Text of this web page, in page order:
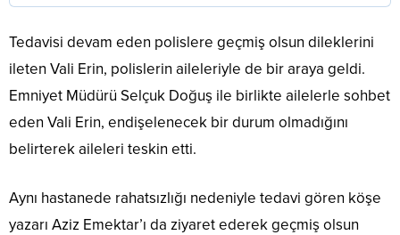
Tedavisi devam eden polislere geçmiş olsun dileklerini
ileten Vali Erin, polislerin aileleriyle de bir araya geldi.
Emniyet Müdürü Selçuk Doğuş ile birlikte ailelerle sohbet
eden Vali Erin, endişelenecek bir durum olmadığını
belirterek aileleri teskin etti.
Aynı hastanede rahatsızlığı nedeniyle tedavi gören köşe
yazarı Aziz Emektar’ı da ziyaret ederek geçmiş olsun